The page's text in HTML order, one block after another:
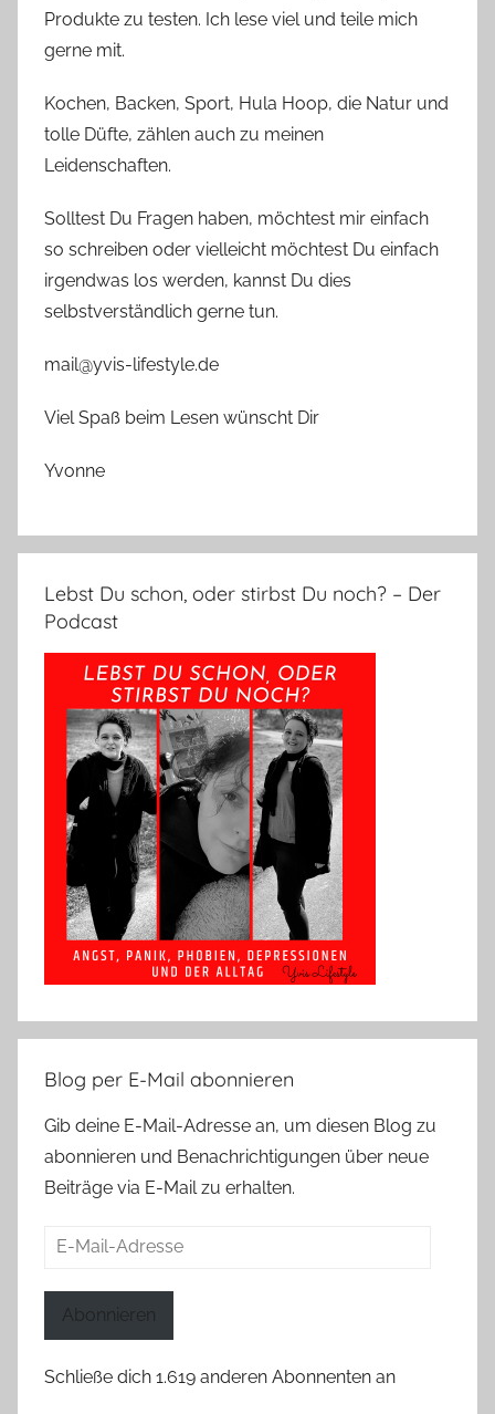
Produkte zu testen. Ich lese viel und teile mich
gerne mit.
Kochen, Backen, Sport, Hula Hoop, die Natur und
tolle Düfte, zählen auch zu meinen
Leidenschaften.
Solltest Du Fragen haben, möchtest mir einfach
so schreiben oder vielleicht möchtest Du einfach
irgendwas los werden, kannst Du dies
selbstverständlich gerne tun.
mail@yvis-lifestyle.de
Viel Spaß beim Lesen wünscht Dir
Yvonne
Lebst Du schon, oder stirbst Du noch? – Der
Podcast
Blog per E-Mail abonnieren
Gib deine E-Mail-Adresse an, um diesen Blog zu
abonnieren und Benachrichtigungen über neue
Beiträge via E-Mail zu erhalten.
E-
Abonnieren
Schließe dich 1.619 anderen Abonnenten an